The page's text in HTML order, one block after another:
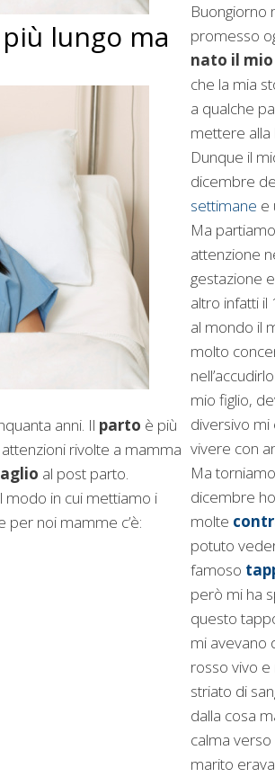
lungo ma
anni. Il parto è più
rivolte a mamma
al post parto.
modo in cui mettiamo i
per noi mamme c’è:
Buongiorno
promesso
nato il
che la mia
a qualche
mettere alla
Dunque il
dicembre
settimane e
Ma
attenzione
gestazione
altro infatti
al mondo il
molto
mio figlio,
diversivo
vivere con
Ma
dicembre
molte
potuto
famoso
però mi ha
questo
mi avevano
rosso vivo
striato di
dalla cosa
calma
marito